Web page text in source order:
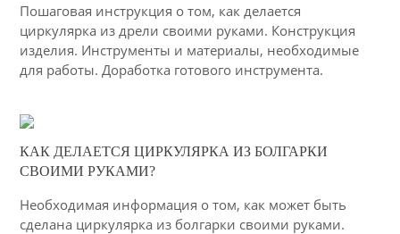
Пошаговая инструкция о том, как делается
циркулярка из дрели своими руками. Конструкция
изделия. Инструменты и материалы, необходимые
для работы. Доработка готового инструмента.
34
2942
КАК ДЕЛАЕТСЯ ЦИРКУЛЯРКА ИЗ БОЛГАРКИ
СВОИМИ РУКАМИ?
Необходимая информация о том, как может быть
сделана циркулярка из болгарки своими руками.